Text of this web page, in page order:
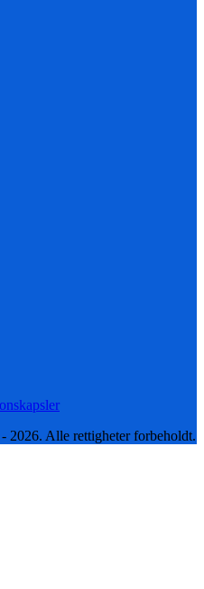
Alle rettigheter forbeholdt.